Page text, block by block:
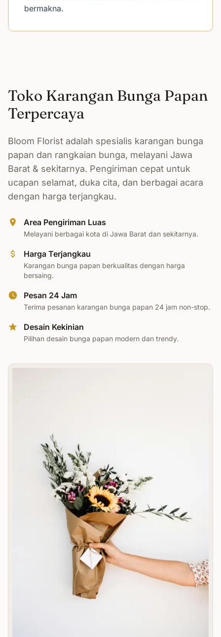
bermakna.
Toko Karangan Bunga Papan
Terpercaya
Bloom Florist adalah spesialis karangan bunga
papan dan rangkaian bunga, melayani Jawa
Barat & sekitarnya. Pengiriman cepat untuk
ucapan selamat, duka cita, dan berbagai acara
dengan harga terjangkau.
Area Pengiriman Luas
Melayani berbagai kota di Jawa Barat dan sekitarnya.
Harga Terjangkau
Karangan bunga papan berkualitas dengan harga
bersaing.
Pesan 24 Jam
Terima pesanan karangan bunga papan 24 jam non-stop.
Desain Kekinian
Pilihan desain bunga papan modern dan trendy.